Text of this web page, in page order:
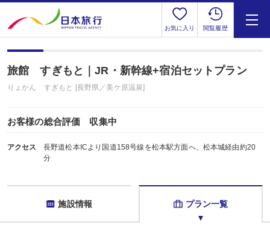
お気に入り 閲覧履歴
旅館 すぎもと｜JR・新幹線+宿泊セットプラン
りょかん すぎもと [長野県／美ケ原温泉]
お客様の総合評価 収集中
アクセス
長野道松本ICより国道158号線を松本駅方面へ、松本城経由約20
分
施設情報 プラン一覧